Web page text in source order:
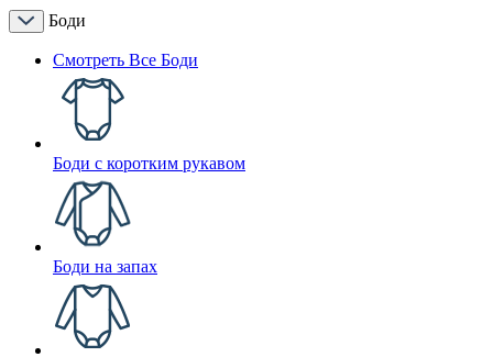
Боди
Смотреть Все Боди
Боди с коротким рукавом
Боди на запах